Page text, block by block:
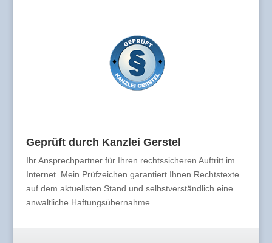
Geprüft durch Kanzlei Gerstel
Ihr Ansprechpartner für Ihren rechtssicheren Auftritt im
Internet. Mein Prüfzeichen garantiert Ihnen Rechtstexte
auf dem aktuellsten Stand und selbstverständlich eine
anwaltliche Haftungsübernahme.